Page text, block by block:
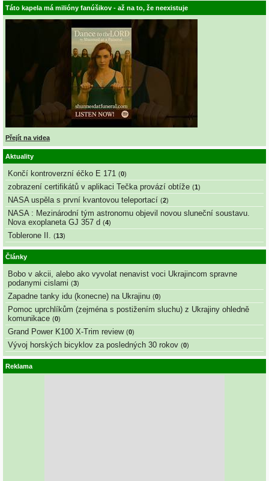
Táto kapela má milióny fanúšikov - až na to, že neexistuje
Přejít na videa
Aktuality
Končí kontroverzní éčko E 171 (0)
zobrazení certifikátů v aplikaci Tečka provází obtíže (1)
NASA uspěla s první kvantovou teleportací (2)
NASA : Mezinárodní tým astronomu objevil novou sluneční soustavu.
Nova exoplaneta GJ 357 d (4)
Toblerone II. (13)
Články
Bobo v akcii, alebo ako vyvolat nenavist voci Ukrajincom spravne
podanymi cislami (3)
Zapadne tanky idu (konecne) na Ukrajinu (0)
Pomoc uprchlíkům (zejména s postižením sluchu) z Ukrajiny ohledně
komunikace (0)
Grand Power K100 X-Trim review (0)
Vývoj horských bicyklov za posledných 30 rokov (0)
Reklama